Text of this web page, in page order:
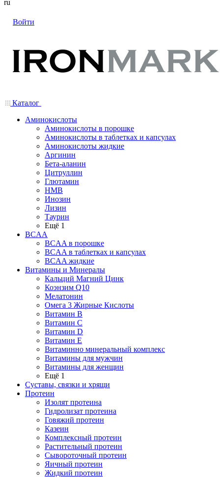
ru
Войти
Каталог
Аминокислоты
Аминокислоты в порошке
Аминокислоты в таблетках и капсулах
Аминокислоты жидкие
Аргинин
Бета-аланин
Цитруллин
Глютамин
HMB
Инозин
Лизин
Таурин
Ещё 1
BCAA
BCAA в порошке
BCAA в таблетках и капсулах
BCAA жидкие
Витамины и Минералы
Кальций Магний Цинк
Коэнзим Q10
Мелатонин
Омега 3 Жирные Кислоты
Витамин B
Витамин C
Витамин D
Витамин E
Витаминно минеральный комплекс
Витамины для мужчин
Витамины для женщин
Ещё 1
Суставы, связки и хрящи
Протеин
Изолят протеина
Гидролизат протеина
Говяжий протеин
Казеин
Комплексный протеин
Растительный протеин
Сывороточный протеин
Яичный протеин
Жидкий протеин